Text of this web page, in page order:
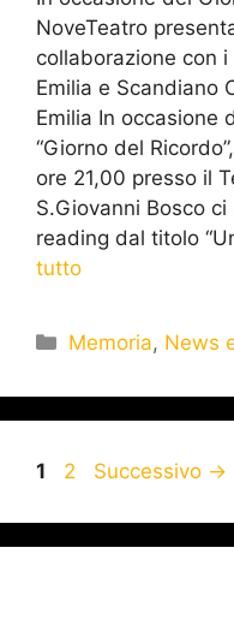
NoveTeatro
collaborazione con
Emilia e Scandiano
Emilia In occasione
“Giorno del
ore 21,00 presso il
S.Giovanni Bosco
reading dal titolo
tutto
Memoria, News
1 2 Successivo →